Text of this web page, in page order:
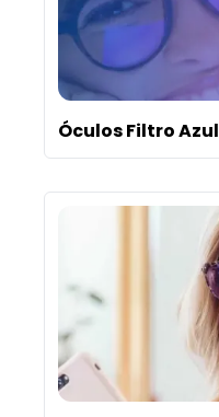
Óculos Filtro Azul